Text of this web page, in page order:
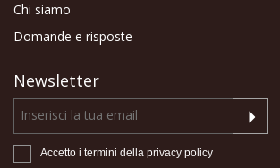
Chi siamo
Domande e risposte
Newsletter
Accetto i termini della privacy policy